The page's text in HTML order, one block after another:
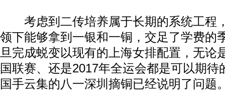
考虑到二传培养属于长期的系统工程
领下能够拿到一银和一铜，交足了学费的
旦完成蜕变以现有的上海女排配置，无论
国联赛、还是2017年全运会都是可以期待
国手云集的八一深圳摘铜已经说明了问题